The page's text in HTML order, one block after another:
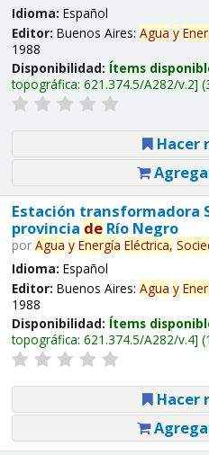
Idioma: Español
Editor: Buenos Aires: Agua y
1988
Disponibilidad: Ítems
topográfica: 621.374.5/A282/v.2
Hacer
Estación transformadora
provincia deRío Negro
por Agua y Energía Eléctrica,
Idioma: Español
Editor: Buenos Aires: Agua y
1988
Disponibilidad: Ítems
topográfica: 621.374.5/A282/v.4
Hacer